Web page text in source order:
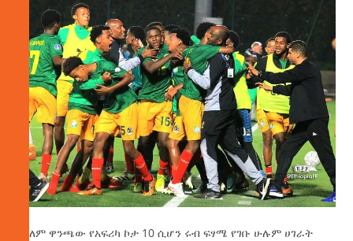
በዓለም ዋንጫው የአፍሪካ ኮታ 10 ሲሆን ሩብ ፍፃሜ የገቡ ሁሉም ሀገራት